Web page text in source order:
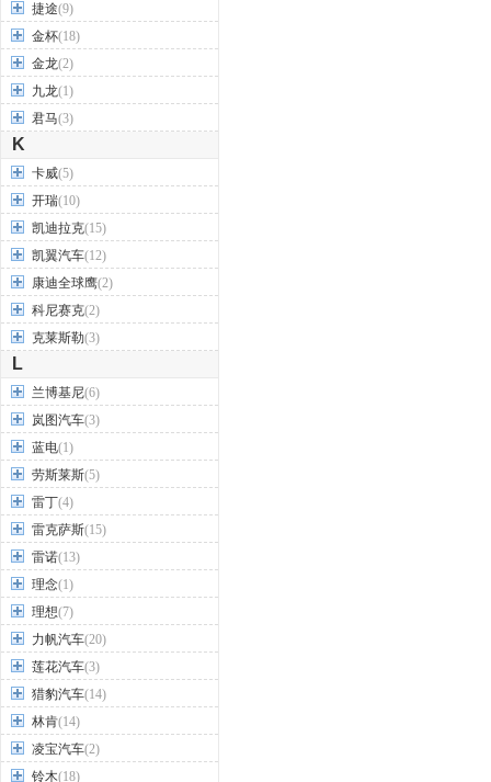
捷途(9)
金杯(18)
金龙(2)
九龙(1)
君马(3)
K
卡威(5)
开瑞(10)
凯迪拉克(15)
凯翼汽车(12)
康迪全球鹰(2)
科尼赛克(2)
克莱斯勒(3)
L
兰博基尼(6)
岚图汽车(3)
蓝电(1)
劳斯莱斯(5)
雷丁(4)
雷克萨斯(15)
雷诺(13)
理念(1)
理想(7)
力帆汽车(20)
莲花汽车(3)
猎豹汽车(14)
林肯(14)
凌宝汽车(2)
铃木(18)